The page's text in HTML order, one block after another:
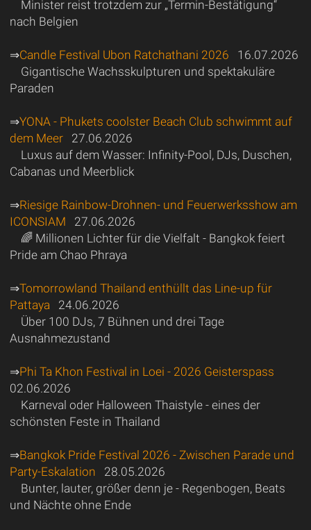
Minister reist trotzdem zur „Termin-Bestätigung“
nach Belgien
⇒Candle Festival Ubon Ratchathani 2026 16.07.2026
Gigantische Wachsskulpturen und spektakuläre
Paraden
⇒YONA - Phukets coolster Beach Club schwimmt auf
dem Meer27.06.2026
Luxus auf dem Wasser: Infinity-Pool, DJs, Duschen,
Cabanas und Meerblick
⇒Riesige Rainbow-Drohnen- und Feuerwerksshow am
ICONSIAM 27.06.2026
🌈 Millionen Lichter für die Vielfalt - Bangkok feiert
Pride am Chao Phraya
⇒Tomorrowland Thailand enthüllt das Line-up für
Pattaya 24.06.2026
Über 100 DJs, 7 Bühnen und drei Tage
Ausnahmezustand
⇒Phi Ta Khon Festival in Loei - 2026 Geisterspass
02.06.2026
Karneval oder Halloween Thaistyle - eines der
schönsten Feste in Thailand
⇒Bangkok Pride Festival 2026 - Zwischen Parade und
Party-Eskalation 28.05.2026
Bunter, lauter, größer denn je - Regenbogen, Beats
und Nächte ohne Ende